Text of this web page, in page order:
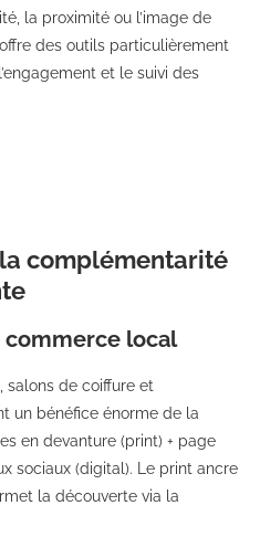
la proximité ou l’image de
des outils particulièrement
et le suivi des
complémentarité
local
salons de coiffure et
un bénéfice énorme de la
en devanture (print) + page
sociaux (digital). Le print ancre
la découverte via la